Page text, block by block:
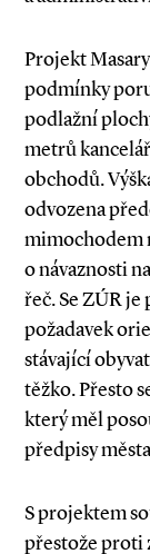
Projekt
podmínky
podlažní
metrů
obchodů.
odvozena
mimochodem
o návaznosti
řeč. Se ZÚR
požadavek
stávající
těžko. Přesto
který měl
předpisy
S projektem
přestože proti